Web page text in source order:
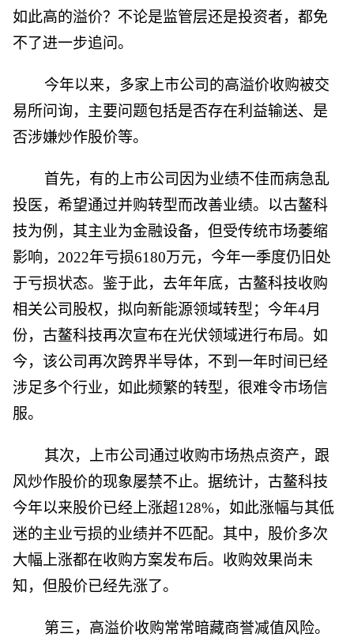
如此高的溢价？不论是监管层还是投资者，都免
不了进一步追问。
今年以来，多家上市公司的高溢价收购被交
易所问询，主要问题包括是否存在利益输送、是
否涉嫌炒作股价等。
首先，有的上市公司因为业绩不佳而病急乱
投医，希望通过并购转型而改善业绩。以古鳌科
技为例，其主业为金融设备，但受传统市场萎缩
影响，2022年亏损6180万元，今年一季度仍旧处
于亏损状态。鉴于此，去年年底，古鳌科技收购
相关公司股权，拟向新能源领域转型；今年4月
份，古鳌科技再次宣布在光伏领域进行布局。如
今，该公司再次跨界半导体，不到一年时间已经
涉足多个行业，如此频繁的转型，很难令市场信
服。
其次，上市公司通过收购市场热点资产，跟
风炒作股价的现象屡禁不止。据统计，古鳌科技
今年以来股价已经上涨超128%，如此涨幅与其低
迷的主业亏损的业绩并不匹配。其中，股价多次
大幅上涨都在收购方案发布后。收购效果尚未
知，但股价已经先涨了。
第三，高溢价收购常常暗藏商誉减值风险。